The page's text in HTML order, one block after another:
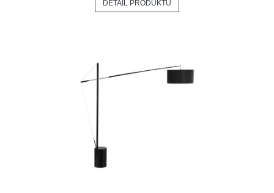
DETAIL PRODUKTU